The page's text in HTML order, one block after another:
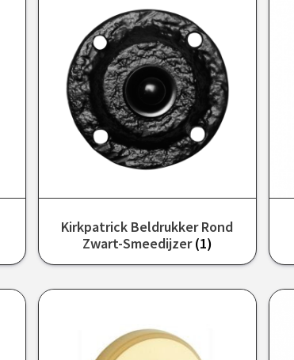
Kirkpatrick Beldrukker Rond
Zwart-Smeedijzer(1)